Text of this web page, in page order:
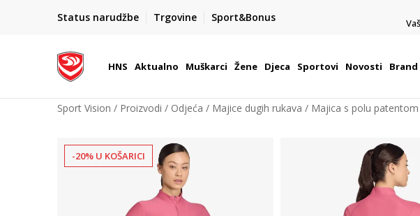
Status narudžbe Trgovine Sport&Bonus
BOX NOW
Dostava 1,50 €
| Više od 800 paketomata u Hrvatskoj
HNS Aktualno Muškarci Žene Djeca Sportovi Novosti Brand
Sport Vision Proizvodi Odjeća Majice dugih rukava Majica s polu patentom
-20% U KOŠARICI